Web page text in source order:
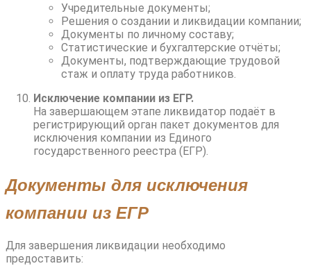
Учредительные документы;
Решения о создании и ликвидации компании;
Документы по личному составу;
Статистические и бухгалтерские отчёты;
Документы, подтверждающие трудовой
стаж и оплату труда работников.
Исключение компании из ЕГР.
На завершающем этапе ликвидатор подаёт в
регистрирующий орган пакет документов для
исключения компании из Единого
государственного реестра (ЕГР).
Документы для исключения
компании из ЕГР
Для завершения ликвидации необходимо
предоставить: